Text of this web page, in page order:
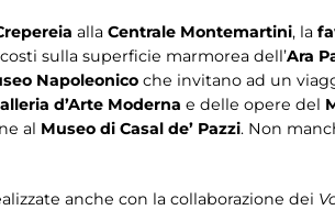
alla Centrale Montemartini, la
sulla superficie marmorea dell’Ara
Napoleonico che invitano ad un
d’Arte Moderna e delle opere del
al Museo di Casal de’ Pazzi. Non
anche con la collaborazione dei